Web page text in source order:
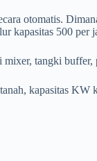
otomatis.
kapasitas 500 per
tangki
kapasitas